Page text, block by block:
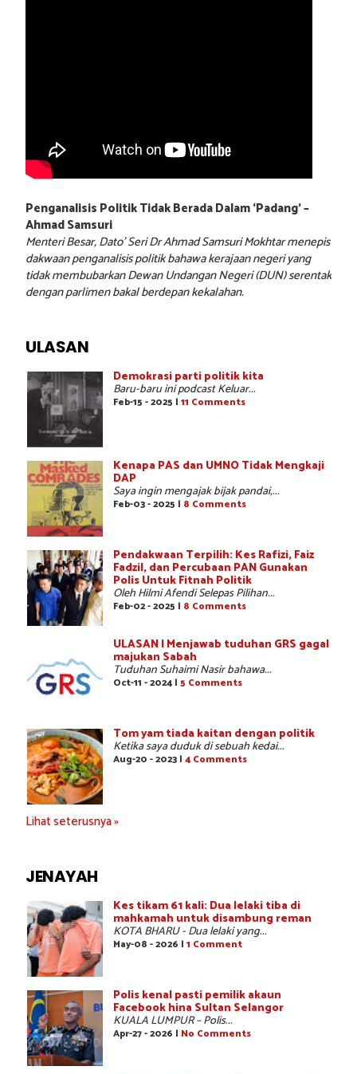
Penganalisis Politik Tidak Berada Dalam ‘Padang’ –
Ahmad Samsuri
Menteri Besar, Dato’ Seri Dr Ahmad Samsuri Mokhtar menepis
dakwaan penganalisis politik bahawa kerajaan negeri yang
tidak membubarkan Dewan Undangan Negeri (DUN) serentak
dengan parlimen bakal berdepan kekalahan.
ULASAN
Demokrasi parti politik kita
Baru-baru ini podcast Keluar...
Feb-15 - 2025 | 11 Comments
Kenapa PAS dan UMNO Tidak Mengkaji
DAP
Saya ingin mengajak bijak pandai,...
Feb-03 - 2025 | 8 Comments
Pendakwaan Terpilih: Kes Rafizi, Faiz
Fadzil, dan Percubaan PAN Gunakan
Polis Untuk Fitnah Politik
Oleh Hilmi Afendi Selepas Pilihan...
Feb-02 - 2025 | 8 Comments
ULASAN | Menjawab tuduhan GRS gagal
majukan Sabah
Tuduhan Suhaimi Nasir bahawa...
Oct-11 - 2024 | 5 Comments
Tom yam tiada kaitan dengan politik
Ketika saya duduk di sebuah kedai...
Aug-20 - 2023 | 4 Comments
Lihat seterusnya »
JENAYAH
Kes tikam 61 kali: Dua lelaki tiba di
mahkamah untuk disambung reman
KOTA BHARU - Dua lelaki yang...
May-08 - 2026 | 1 Comment
Polis kenal pasti pemilik akaun
Facebook hina Sultan Selangor
KUALA LUMPUR – Polis...
Apr-27 - 2026 | No Comments